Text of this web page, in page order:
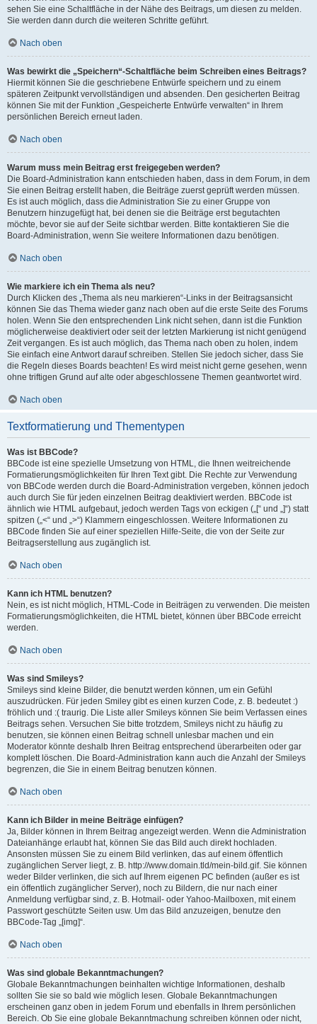
sehen Sie eine Schaltfläche in der Nähe des Beitrags, um diesen zu melden.
Sie werden dann durch die weiteren Schritte geführt.
Nach oben
Was bewirkt die „Speichern“-Schaltfläche beim Schreiben eines Beitrags?
Hiermit können Sie die geschriebene Entwürfe speichern und zu einem
späteren Zeitpunkt vervollständigen und absenden. Den gesicherten Beitrag
können Sie mit der Funktion „Gespeicherte Entwürfe verwalten“ in Ihrem
persönlichen Bereich erneut laden.
Nach oben
Warum muss mein Beitrag erst freigegeben werden?
Die Board-Administration kann entschieden haben, dass in dem Forum, in dem
Sie einen Beitrag erstellt haben, die Beiträge zuerst geprüft werden müssen.
Es ist auch möglich, dass die Administration Sie zu einer Gruppe von
Benutzern hinzugefügt hat, bei denen sie die Beiträge erst begutachten
möchte, bevor sie auf der Seite sichtbar werden. Bitte kontaktieren Sie die
Board-Administration, wenn Sie weitere Informationen dazu benötigen.
Nach oben
Wie markiere ich ein Thema als neu?
Durch Klicken des „Thema als neu markieren“-Links in der Beitragsansicht
können Sie das Thema wieder ganz nach oben auf die erste Seite des Forums
holen. Wenn Sie den entsprechenden Link nicht sehen, dann ist die Funktion
möglicherweise deaktiviert oder seit der letzten Markierung ist nicht genügend
Zeit vergangen. Es ist auch möglich, das Thema nach oben zu holen, indem
Sie einfach eine Antwort darauf schreiben. Stellen Sie jedoch sicher, dass Sie
die Regeln dieses Boards beachten! Es wird meist nicht gerne gesehen, wenn
ohne triftigen Grund auf alte oder abgeschlossene Themen geantwortet wird.
Nach oben
Textformatierung und Thementypen
Was ist BBCode?
BBCode ist eine spezielle Umsetzung von HTML, die Ihnen weitreichende
Formatierungsmöglichkeiten für Ihren Text gibt. Die Rechte zur Verwendung
von BBCode werden durch die Board-Administration vergeben, können jedoch
auch durch Sie für jeden einzelnen Beitrag deaktiviert werden. BBCode ist
ähnlich wie HTML aufgebaut, jedoch werden Tags von eckigen („[“ und „]“) statt
spitzen („<“ und „>“) Klammern eingeschlossen. Weitere Informationen zu
BBCode finden Sie auf einer speziellen Hilfe-Seite, die von der Seite zur
Beitragserstellung aus zugänglich ist.
Nach oben
Kann ich HTML benutzen?
Nein, es ist nicht möglich, HTML-Code in Beiträgen zu verwenden. Die meisten
Formatierungsmöglichkeiten, die HTML bietet, können über BBCode erreicht
werden.
Nach oben
Was sind Smileys?
Smileys sind kleine Bilder, die benutzt werden können, um ein Gefühl
auszudrücken. Für jeden Smiley gibt es einen kurzen Code, z. B. bedeutet :)
fröhlich und :( traurig. Die Liste aller Smileys können Sie beim Verfassen eines
Beitrags sehen. Versuchen Sie bitte trotzdem, Smileys nicht zu häufig zu
benutzen, sie können einen Beitrag schnell unlesbar machen und ein
Moderator könnte deshalb Ihren Beitrag entsprechend überarbeiten oder gar
komplett löschen. Die Board-Administration kann auch die Anzahl der Smileys
begrenzen, die Sie in einem Beitrag benutzen können.
Nach oben
Kann ich Bilder in meine Beiträge einfügen?
Ja, Bilder können in Ihrem Beitrag angezeigt werden. Wenn die Administration
Dateianhänge erlaubt hat, können Sie das Bild auch direkt hochladen.
Ansonsten müssen Sie zu einem Bild verlinken, das auf einem öffentlich
zugänglichen Server liegt, z. B. http://www.domain.tld/mein-bild.gif. Sie können
weder Bilder verlinken, die sich auf Ihrem eigenen PC befinden (außer es ist
ein öffentlich zugänglicher Server), noch zu Bildern, die nur nach einer
Anmeldung verfügbar sind, z. B. Hotmail- oder Yahoo-Mailboxen, mit einem
Passwort geschützte Seiten usw. Um das Bild anzuzeigen, benutze den
BBCode-Tag „[img]“.
Nach oben
Was sind globale Bekanntmachungen?
Globale Bekanntmachungen beinhalten wichtige Informationen, deshalb
sollten Sie sie so bald wie möglich lesen. Globale Bekanntmachungen
erscheinen ganz oben in jedem Forum und ebenfalls in Ihrem persönlichen
Bereich. Ob Sie eine globale Bekanntmachung schreiben können oder nicht,